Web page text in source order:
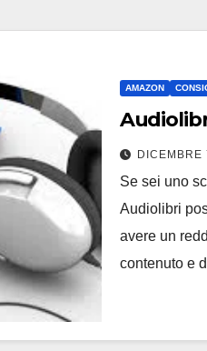
AMAZON
DICEMBRE
Se sei uno
Audiolibri
avere un
contenuto e